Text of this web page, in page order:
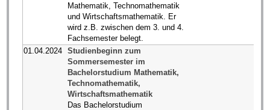
Mathematik, Technomathematik
und Wirtschaftsmathematik. Er
wird z.B. zwischen dem 3. und 4.
Fachsemester belegt.
01.04.2024
Studienbeginn zum
Sommersemester im
Bachelorstudium Mathematik,
Technomathematik,
Wirtschaftsmathematik
Das Bachelorstudium